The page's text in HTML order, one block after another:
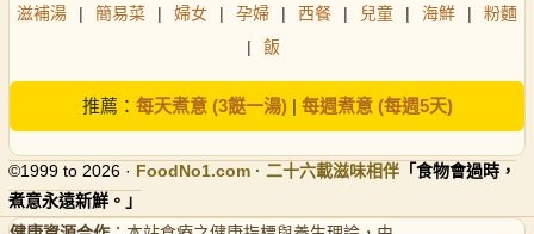
滋補湯 | 簡易菜 | 婦女 | 孕婦 | 西餐 | 兒童 | 海鮮 |
粉麵
|
飯
推薦： 每天煮意 (3餸一湯)| 每週煮意 (每週5天)
©1999 to 2026 · FoodNo1.com · 二十六載滋味相伴 「食物會過時，
煮意永遠新鮮。」